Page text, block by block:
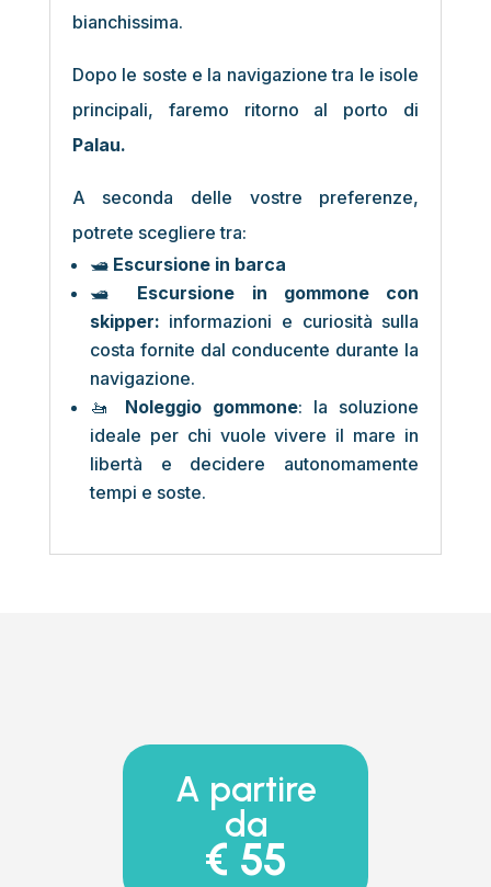
bianchissima.
Dopo le soste e la navigazione tra le isole
principali, faremo ritorno al porto di
Palau.
A seconda delle vostre preferenze,
potrete scegliere tra:
🛥️ Escursione in barca
🛥️
Escursione in gommone con
skipper: informazioni e curiosità sulla
costa fornite dal conducente durante la
navigazione.
🚤
Noleggio gommone: la soluzione
ideale per chi vuole vivere il mare in
libertà e decidere autonomamente
tempi e soste.
A partire
da
€ 55